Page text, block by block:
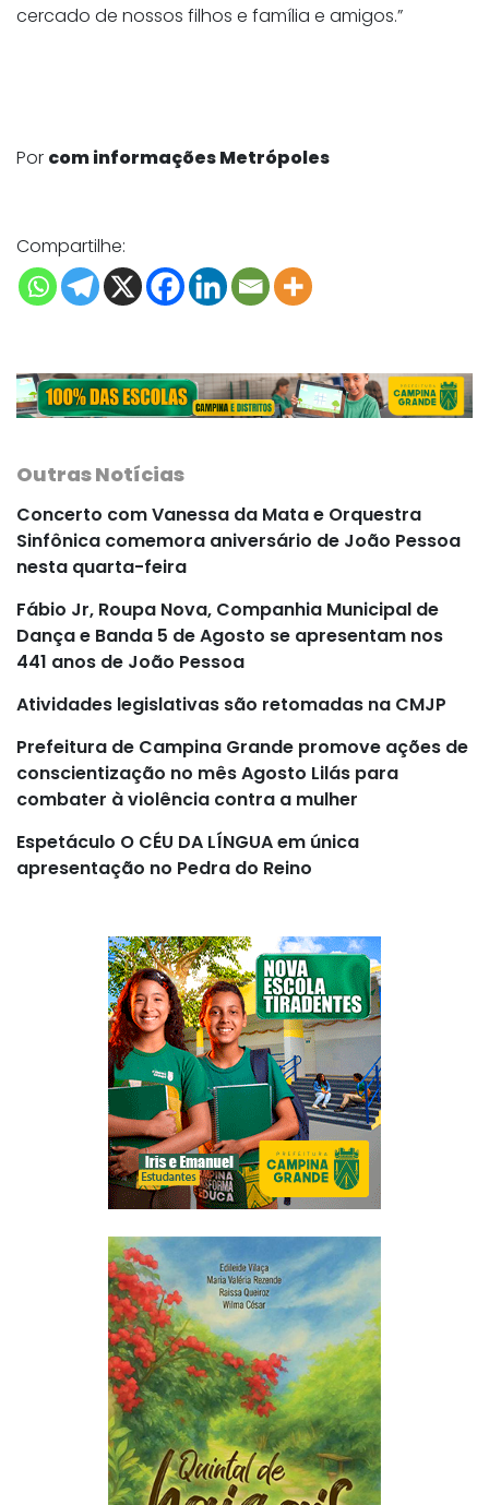
cercado de nossos filhos e família e amigos.”
Por com informações Metrópoles
Compartilhe:
Outras Notícias
Concerto com Vanessa da Mata e Orquestra
Sinfônica comemora aniversário de João Pessoa
nesta quarta-feira
Fábio Jr, Roupa Nova, Companhia Municipal de
Dança e Banda 5 de Agosto se apresentam nos
441 anos de João Pessoa
Atividades legislativas são retomadas na CMJP
Prefeitura de Campina Grande promove ações de
conscientização no mês Agosto Lilás para
combater à violência contra a mulher
Espetáculo O CÉU DA LÍNGUA em única
apresentação no Pedra do Reino